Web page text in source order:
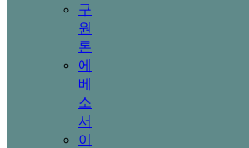
구
원
론
에
베
소
서
이